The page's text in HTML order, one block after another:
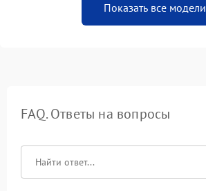
Показать все модели
FAQ. Ответы на вопросы